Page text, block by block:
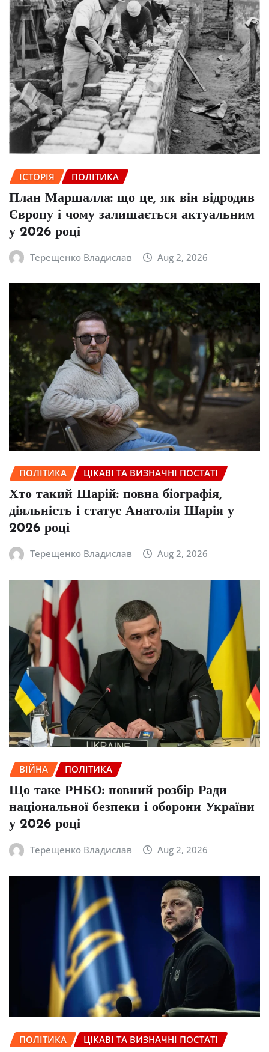
ІСТОРІЯ ПОЛІТИКА
План Маршалла: що це, як він відродив
Європу і чому залишається актуальним
у 2026 році
Терещенко Владислав Aug 2, 2026
ПОЛІТИКА ЦІКАВІ ТА ВИЗНАЧНІ ПОСТАТІ
Хто такий Шарій: повна біографія,
діяльність і статус Анатолія Шарія у
2026 році
Терещенко Владислав Aug 2, 2026
ВІЙНА ПОЛІТИКА
Що таке РНБО: повний розбір Ради
національної безпеки і оборони України
у 2026 році
Терещенко Владислав Aug 2, 2026
ПОЛІТИКА ЦІКАВІ ТА ВИЗНАЧНІ ПОСТАТІ